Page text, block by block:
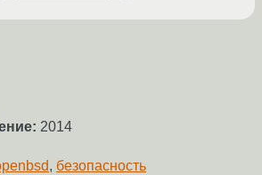
2014
, безопасность